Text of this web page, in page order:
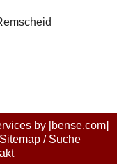
by [bense.com]
Sitemap/ Suche